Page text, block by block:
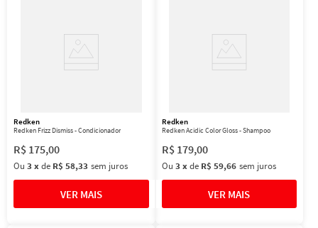
Redken
Redken Frizz Dismiss - Condicionador
R$ 175,00
Ou 3 xde R$ 58,33 sem juros
Redken
Redken Acidic Color Gloss - Shampoo
R$ 179,00
Ou 3 xde R$ 59,66 sem juros